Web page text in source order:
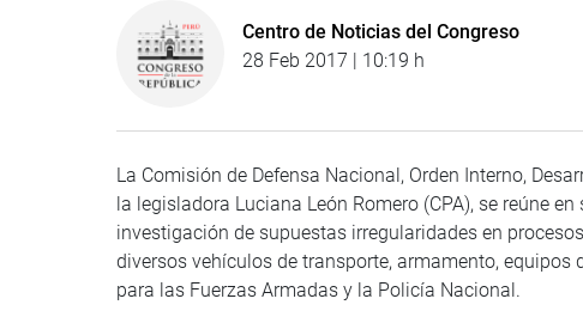
Centro de Noticias del Congreso
28 Feb 2017 | 10:19 h
La Comisión de Defensa Nacional, Orden Interno,
la legisladora Luciana León Romero (CPA), se reúne
investigación de supuestas irregularidades en
diversos vehículos de transporte, armamento,
para las Fuerzas Armadas y la Policía Nacional.